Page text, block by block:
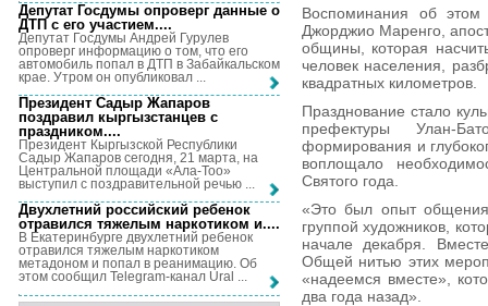
Воспоминания об
Джорджио Маренго,
общины, которая
человек населения,
квадратных километров.
Празднование стало
префектуры Улан-
формирования и
воплощало
Святого года.
«Это был опыт
группой художников,
начале декабря.
Общей нитью этих
«надеемся вместе»,
два года назад».
Депутат Госдумы опроверг данные о
ДТП с его участием....
Депутат Госдумы Андрей Гурулев
опроверг информацию о том, что его
автомобиль попал в ДТП в Забайкальском
крае. Утром он опубликовал ...
Президент Садыр Жапаров
поздравил кыргызстанцев с
праздником....
Президент Кыргызской Республики
Садыр Жапаров сегодня, 21 марта, на
Центральной площади «Ала-Тоо»
выступил с поздравительной речью ...
Двухлетний российский ребенок
отравился тяжелым наркотиком и....
В Екатеринбурге двухлетний ребенок
отравился тяжелым наркотиком
метадоном и попал в реанимацию. Об
этом сообщил Telegram-канал Ural ...